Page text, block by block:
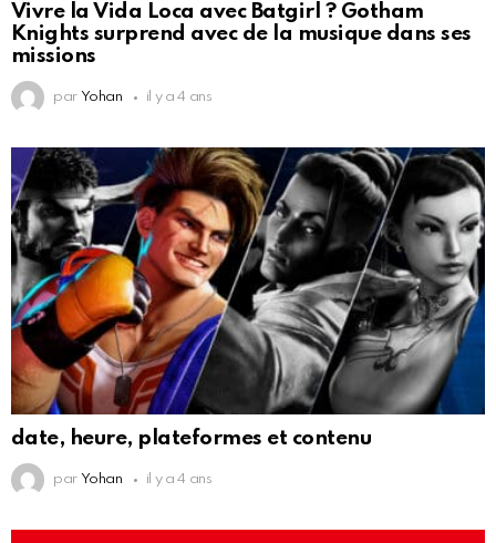
Vivre la Vida Loca avec Batgirl ? Gotham
Knights surprend avec de la musique dans ses
missions
par Yohan il y a 4 ans
date, heure, plateformes et contenu
par Yohan il y a 4 ans